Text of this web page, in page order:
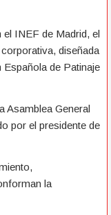
el INEF de Madrid, el
diseñada
Española de Patinaje
Asamblea General
por el presidente de
la